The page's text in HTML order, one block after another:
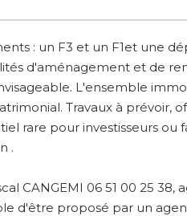
: un F3 et un F1et une
d'aménagement et de
L'ensemble
Travaux à prévoir,
rare pour investisseurs ou
.
CANGEMI 06 51 00 25
d'être proposé par un